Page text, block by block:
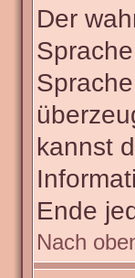
Der
kannst
Ende
Nach